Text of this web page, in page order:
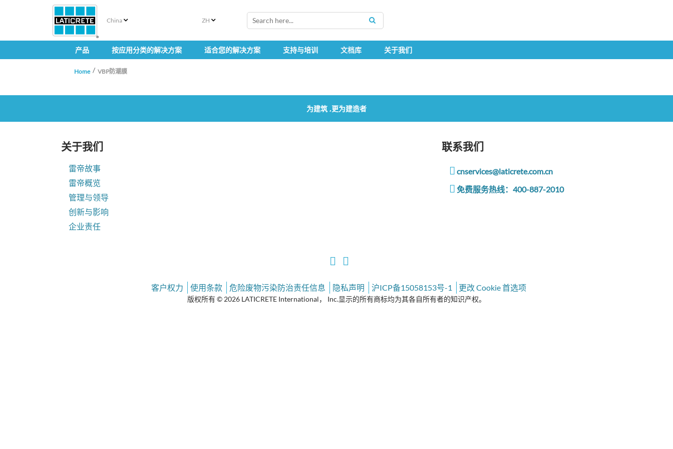
China ZH
SEARCH
产品 按应用分类的解决方案 适合您的解决方案 支持与培训 文档库 关于我们
Home VBP防潮膜
为建筑 ,更为建造者
关于我们
雷帝故事
雷帝概览
管理与领导
创新与影响
企业责任
联系我们
cnservices@laticrete.com.cn
免费服务热线：400-887-2010
客户权力 使用条款 危险废物污染防治责任信息 隐私声明 沪ICP备15058153号-1 更改 Cookie 首选项
版权所有 © 2026 LATICRETE International， Inc.显示的所有商标均为其各自所有者的知识产权。